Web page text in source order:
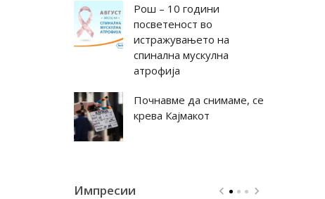
Рош – 10 години
посветеност во
истражувањето на
спинална мускулна
атрофија
Почнавме да снимаме, се
крева Кајмакот
Импресии